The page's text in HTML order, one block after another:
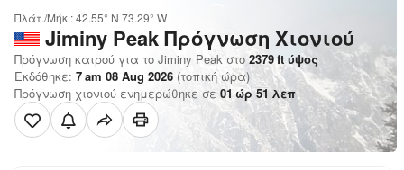
Πλάτ./Μήκ.:42.55° N 73.29° W
Jiminy PeakΠρόγνωση Χιονιού
Πρόγνωση καιρού για το Jiminy Peak στο 2379ft ύψος
Εκδόθηκε: 7 am 08 Aug 2026 (τοπική ώρα)
Πρόγνωση χιονιού ενημερώθηκε σε 01ώρ51 λεπ